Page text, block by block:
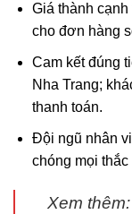
Giá thành
cho đơn hàng
Cam kết đúng
Nha Trang;
thanh toán.
Đội ngũ nhân
chóng mọi
Xem